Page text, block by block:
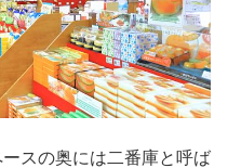
スの奥には二番庫と呼ば